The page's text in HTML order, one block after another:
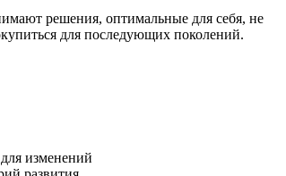
решения, оптимальные для себя, не
для последующих поколений.
изменений